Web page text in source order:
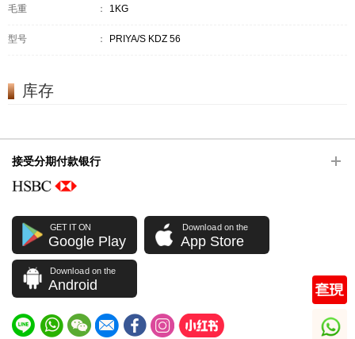
毛重 ： 1KG
型号 ： PRIYA/S KDZ 56
库存
接受分期付款银行
GET IT ON
Google Play
Download on the
App Store
Download on the
Android